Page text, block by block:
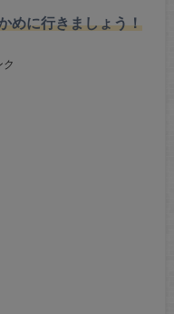
めに行きましょう！
ク